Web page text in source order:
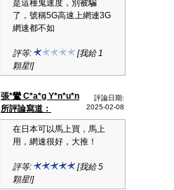
是這種鬼速度，別被騙
了，號稱5G高速上網連3G
網速都不如
評等:
[我給 1
顆星!]
張*鸞 C*a*g Y*n*u*n
所評論寫道：
評論日期:
2025-02-08
在日本可以馬上買，馬上
用，網速很好，大推！
評等:
[我給 5
顆星!]